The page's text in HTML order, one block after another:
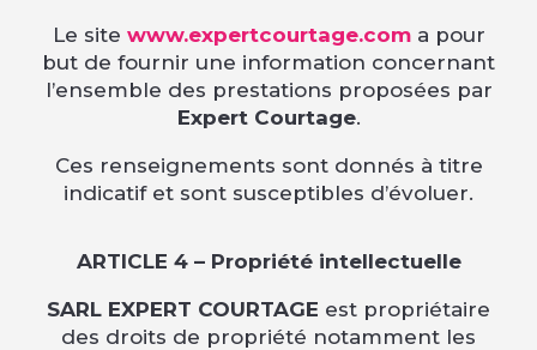
Le site www.expertcourtage.coma pour
but de fournir une information concernant
l’ensemble des prestations proposées par
Expert Courtage.
Ces renseignements sont donnés à titre
indicatif et sont susceptibles d’évoluer.
ARTICLE 4 – Propriété intellectuelle
SARL EXPERT COURTAGE est propriétaire
des droits de propriété notamment les